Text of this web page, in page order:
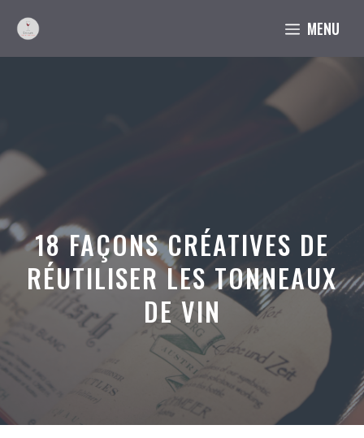
contenu
MENU
18 FAÇONS CRÉATIVES DE
RÉUTILISER LES TONNEAUX
DE VIN